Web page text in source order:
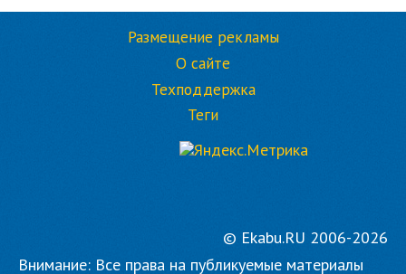
Размещение рекламы
О сайте
Техподдержка
Теги
© Ekabu.RU 2006-2026
Внимание: Все права на публикуемые материалы